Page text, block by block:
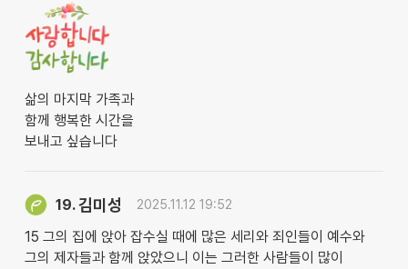
삶의 마지막 가족과
함께 행복한 시간을
보내고 싶습니다
19.김미성 2025.11.12 19:52
15 그의 집에 앉아 잡수실 때에 많은 세리와 죄인들이 예수와
그의 제자들과 함께 앉았으니 이는 그러한 사람들이 많이